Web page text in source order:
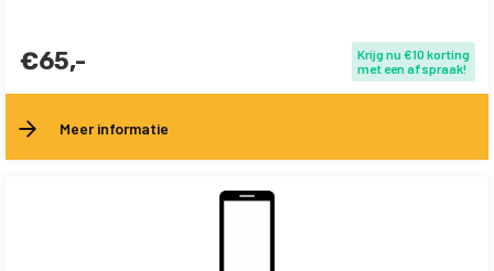
€65,-
Krijg nu €10 korting
met een afspraak!
Meer informatie